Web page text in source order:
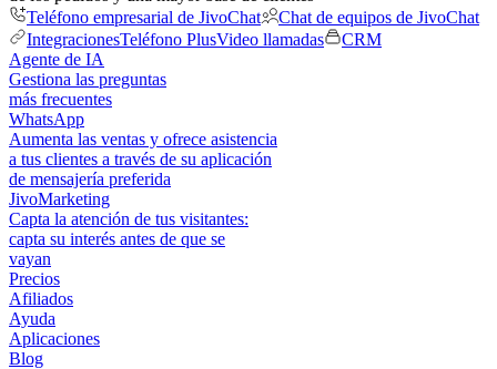
Teléfono empresarial de JivoChat
Chat de equipos de JivoChat
IntegracionesTeléfono PlusVideo llamadas
CRM
Agente de IA
Gestiona las preguntas
más frecuentes
WhatsApp
Aumenta las ventas y ofrece asistencia
a tus clientes a través de su aplicación
de mensajería preferida
JivoMarketing
Capta la atención de tus visitantes:
capta su interés antes de que se
vayan
Precios
Afiliados
Ayuda
Aplicaciones
Blog